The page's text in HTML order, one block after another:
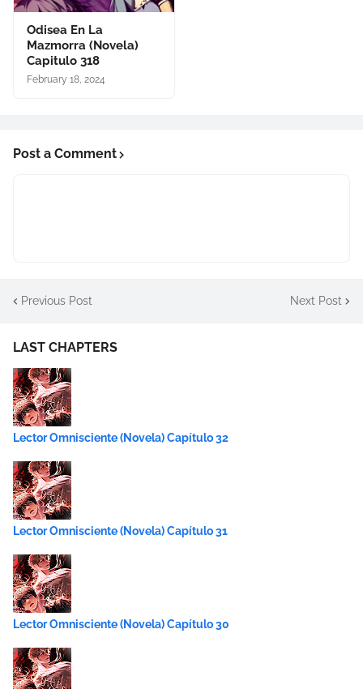
Odisea En La
Mazmorra (Novela)
Capitulo 318
February 18, 2024
Post a Comment
Previous Post Next Post
LAST CHAPTERS
Lector Omnisciente (Novela) Capítulo 32
Lector Omnisciente (Novela) Capítulo 31
Lector Omnisciente (Novela) Capítulo 30